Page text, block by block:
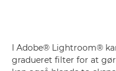
I Adobe® Lightroom®
gradueret filter for at